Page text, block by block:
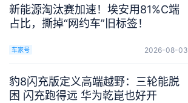
新能源淘汰赛加速！埃安用81%C端
占比，撕掉“网约车”旧标签！
2026-08-03
车家号
豹8闪充版定义高端越野：三轮能脱
困 闪充跑得远 华为乾崑也好开